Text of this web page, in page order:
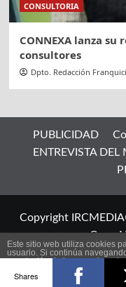
CONSULTORIA
CONNEXA lanza su
consultores
Dpto. Redacción
PUBLICIDAD
ENTREVISTA DEL
Copyright
Este sitio web utiliza cookies
usuario. Si continúa
aceptación de las
, pinche el enlace para
Shares